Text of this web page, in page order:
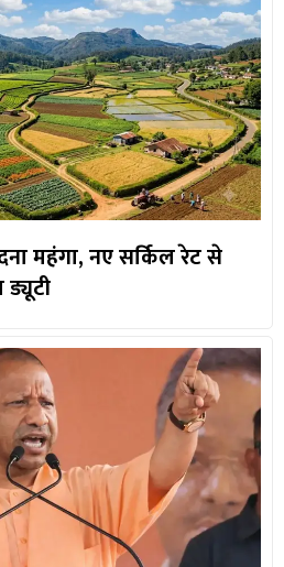
महंगा, नए सर्किल रेट से
ड्यूटी